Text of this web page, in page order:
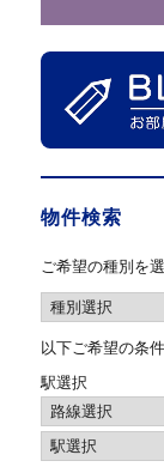
物件検索
ご希望の種別を
以下ご希望の条
駅選択